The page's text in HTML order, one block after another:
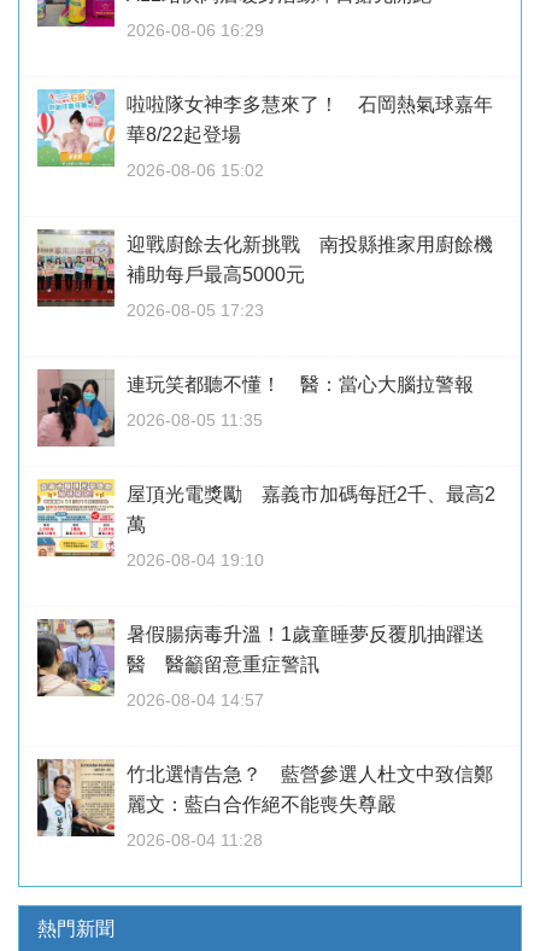
2026-08-06 16:29
啦啦隊女神李多慧來了！ 石岡熱氣球嘉年
華8/22起登場
2026-08-06 15:02
迎戰廚餘去化新挑戰 南投縣推家用廚餘機
補助每戶最高5000元
2026-08-05 17:23
連玩笑都聽不懂！ 醫：當心大腦拉警報
2026-08-05 11:35
屋頂光電獎勵 嘉義市加碼每瓩2千、最高2
萬
2026-08-04 19:10
暑假腸病毒升溫！1歲童睡夢反覆肌抽躍送
醫 醫籲留意重症警訊
2026-08-04 14:57
竹北選情告急？ 藍營參選人杜文中致信鄭
麗文：藍白合作絕不能喪失尊嚴
2026-08-04 11:28
熱門新聞